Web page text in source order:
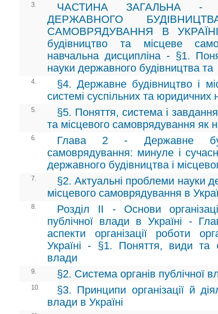
3.
ЧАСТИНА ЗАГАЛЬНА -
ДЕРЖАВНОГО
САМОВРЯДУВАННЯ В
будівництво та місцеве
навчальна дисципліна - §1.
науки державного будівництва та
4.
§4. Державне будівництво і
системі суспільних та юридичних
5.
§5. Поняття, система і
та місцевого самоврядування як
6.
Глава 2 - Державне
самоврядування: минуле і
державного будівництва і
7.
§2. Актуальні проблеми науки
місцевого самоврядування в
8.
Розділ II - Основи
публічної влади в Україні -
аспекти організації роботи
Україні - §1. Поняття, види та
влади
9. §2. Система органів публічної
10.
§3. Принципи організації й
влади в Україні